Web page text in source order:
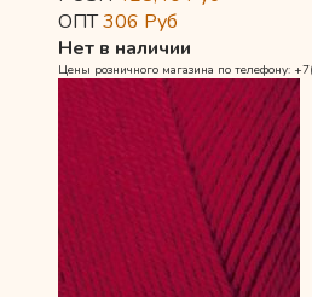
ОПТ306 Руб
Нет в наличии
Цены розничного магазина по телефону: